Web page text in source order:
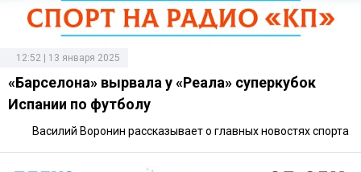
12:52 | 13 января 2025
«Барселона» вырвала у «Реала» суперкубок
Испании по футболу
Василий Воронин рассказывает о главных новостях спорта